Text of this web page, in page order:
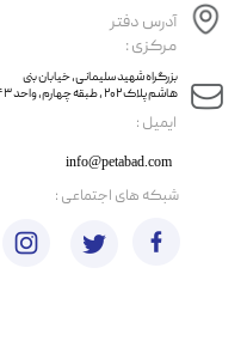
​ایمیل :
آدرس دفتر
مرکزی :
info@petabad.com
​​بزرگراه شهید سلیمانی، خیابان بنی
هاشم پلاک ۲۰۲ ، طبقه چهارم، واحد ۴۳
​شبکه های اجتماعی :